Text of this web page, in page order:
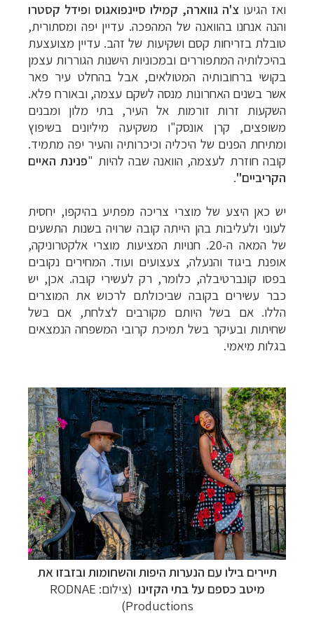
ואז הגיעו צ'ה גווארה, קמילו סיינפואגוס ופידל קסטרו
והנה אנחנו בהוואנה של המהפכה. עדייןיפה ומסתורית,
טובלת בזריחות קסם ושקיעות של זהב. עדיין מצועצעת
בהיכלותיה המתפוררים ובמכוניות הישנות הגוררות עצמן
בקושי ברחובותיה המטולאים, אבל בהחלט עיר פאר
אשר בשנים האחרונות מנסה לשקם עצמה, ובאורח פלא.
השקעות זרות זורמות אל העיר, בתי מלון ומבנים
משופצים, קרן אונסק"ו משקיעה מיליונים בשיפוץ
ומתיחת הפנים של היכליה וכיכרותיה והעיר יפה מתמיד.
קובה חוזרת לעצמה, הוואנה שבה להיות "פנינת האיים
הקריביים".
יש כאן היצע של מוצרי צריכה מפתיע בהיקפו, יחסית
לעוני ולעליבות בהן הייתה קובה שרויה בשנות התשעים
של המאה ה-20. חנויות המציעות מוצרי
אלקטרוניקה,
אופנת ביגוד והנעלה, צעצועים ועוד. המחירים נקובים
בפסו קונברטיבלה, כלומר, רק לעשירי קובה. אכן, יש
כבר עשירים בקובה שביכולתם לרכוש את המוצרים
הללו.אם בשל היותם מקורבים לצלחת, אם בשל
שחיתות ובעיקר בשל תמיכת קרובי המשפחה הנמצאים
בגלות מיאמי.
תיירים בילו עם הנערות היפות והשחומות ובזבזו את
מיטב כספם על בתי הקזינו (צילום: RODNAE
Productions)
תכנון טיולים לדרום ומרכז אמריקה לחצו לרשימת
היעדים »
תכנוןטיולים לצפון אמריקהלחצו לרשימת היעדים »
קרוזים והפלגות נופש
לחצו לרשימת היעדים »